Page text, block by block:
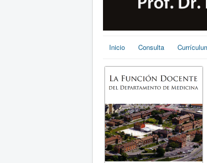
Inicio Consulta